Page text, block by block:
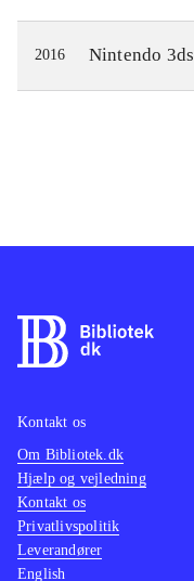
2016 Nintendo 3ds
Kontakt os
Om Bibliotek.dk
Hjælp og vejledning
Kontakt os
Privatlivspolitik
Leverandører
English